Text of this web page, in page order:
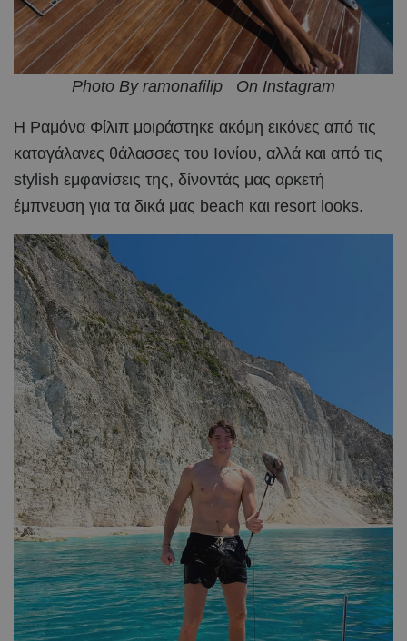
Photo By ramonafilip_ On Instagram
Η Ραμόνα Φίλιπ μοιράστηκε ακόμη εικόνες από τις
καταγάλανες θάλασσες του Ιονίου, αλλά και από τις
stylish εμφανίσεις της, δίνοντάς μας αρκετή
έμπνευση για τα δικά μας beach και resort looks.